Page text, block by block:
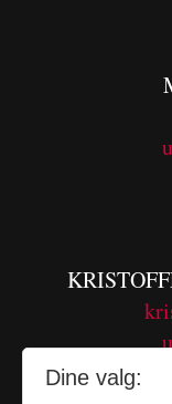
Dine valg: